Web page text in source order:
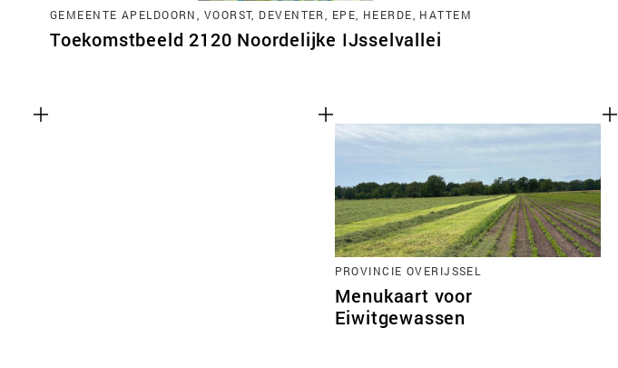
GEMEENTE APELDOORN, VOORST, DEVENTER, EPE, HEERDE, HATTEM
Toekomstbeeld 2120 Noordelijke IJsselvallei
PROVINCIE OVERIJSSEL
Menukaart voor
Eiwitgewassen